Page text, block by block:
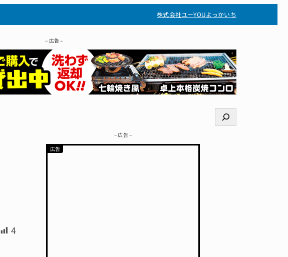
株式会社ユーYOUよっかいち
– 広告 –
検
索
4
– 広告 –